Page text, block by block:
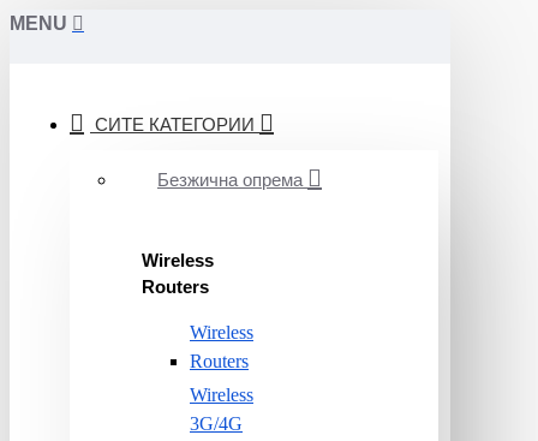
MENU
СИТЕ КАТЕГОРИИ
Безжична опрема
Wireless
Routers
Wireless
Routers
Wireless
3G/4G